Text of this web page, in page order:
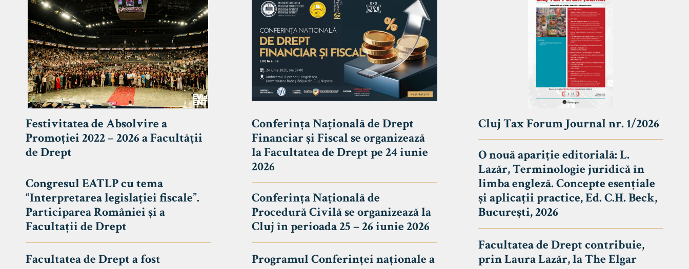
Festivitatea de Absolvire a
Promoției 2022 – 2026 a Facultății
de Drept
Congresul EATLP cu tema
“Interpretarea legislației fiscale”.
Participarea României și a
Facultații de Drept
Facultatea de Drept a fost
Conferința Națională de Drept
Financiar și Fiscal se organizează
la Facultatea de Drept pe 24 iunie
2026
Conferința Națională de
Procedură Civilă se organizează la
Cluj în perioada 25 – 26 iunie 2026
Programul Conferinței naționale a
Cluj Tax Forum Journal nr. 1/2026
O nouă apariție editorială: L.
Lazăr, Terminologie juridică în
limba engleză. Concepte esențiale
și aplicații practice, Ed. C.H. Beck,
București, 2026
Facultatea de Drept contribuie,
prin Laura Lazăr, la The Elgar